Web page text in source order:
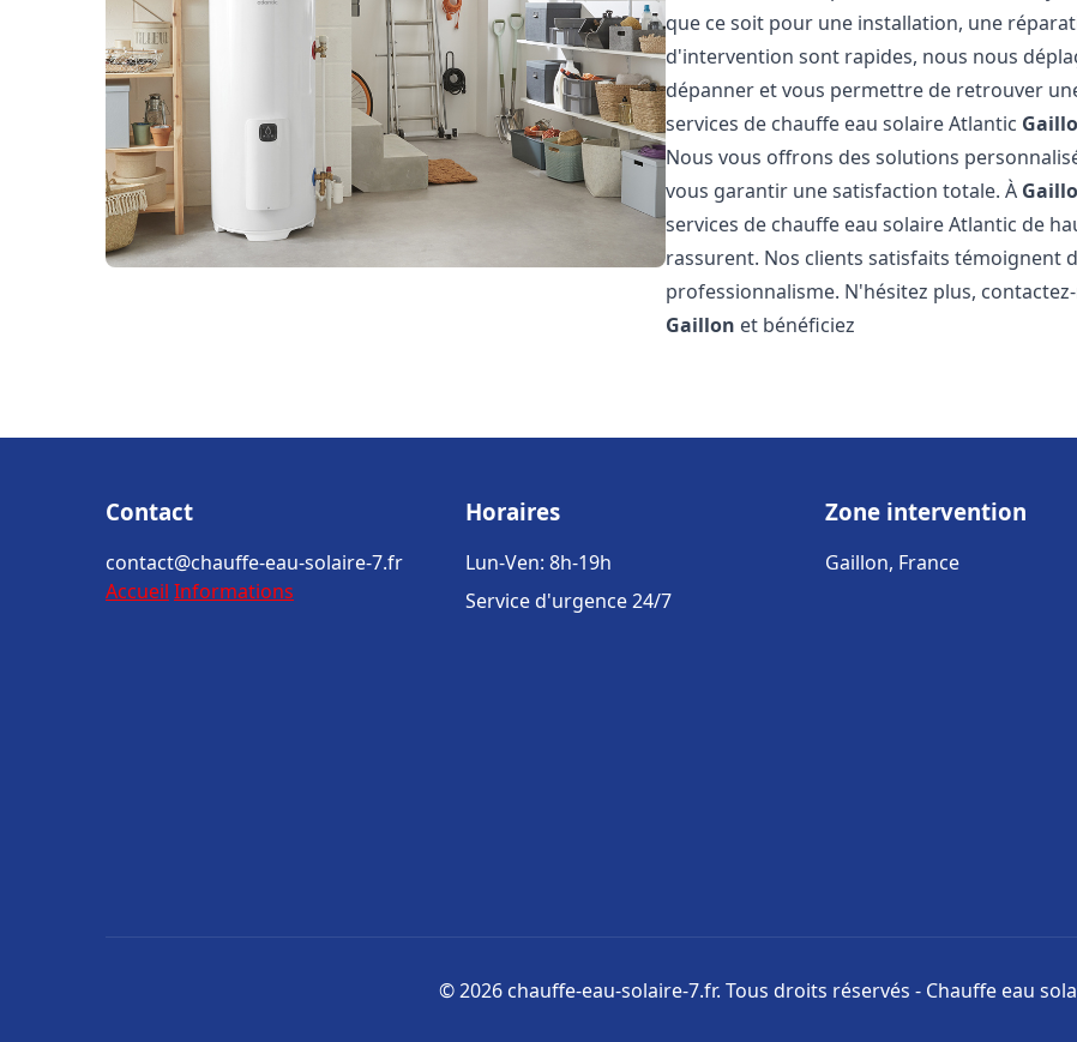
que ce soit pour une installation, une
d'intervention sont rapides, nous nous
dépanner et vous permettre de retrouver
services de chauffe eau solaire Atlantic
Nous vous offrons des solutions
vous garantir une satisfaction totale. À
services de chauffe eau solaire Atlantic de
rassurent. Nos clients satisfaits témoignent
professionnalisme. N'hésitez plus,
Gaillon et bénéficiez
Contact
contact@chauffe-eau-solaire-7.fr
Accueil Informations
Horaires
Lun-Ven: 8h-19h
Service d'urgence 24/7
Zone intervention
Gaillon, France
© 2026 chauffe-eau-solaire-7.fr. Tous droits réservés - Chauffe eau